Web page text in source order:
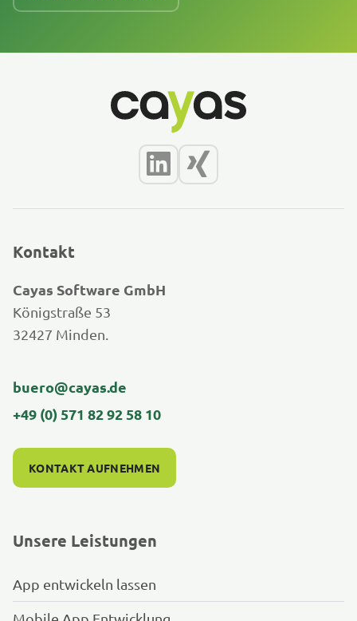
Kontakt
Cayas Software GmbH
Königstraße 53
32427 Minden.
buero@cayas.de
+49 (0) 571 82 92 58 10
KONTAKT AUFNEHMEN
Unsere Leistungen
App entwickeln lassen